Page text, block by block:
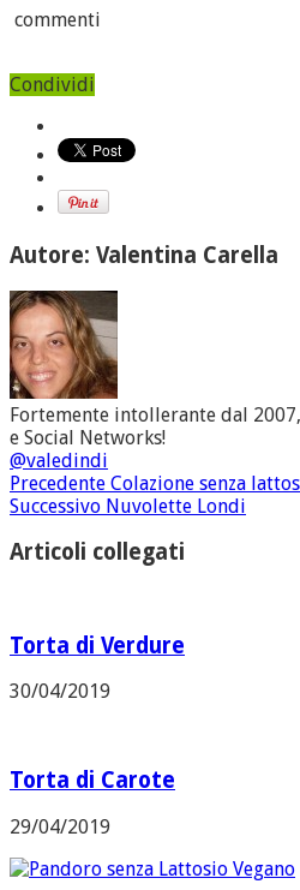
commenti
Condividi
Autore: Valentina Carella
Fortemente intollerante dal
e Social Networks!
@valedindi
Precedente Colazione senza
Successivo Nuvolette Londi
Articoli collegati
Torta di Verdure
30/04/2019
Torta di Carote
29/04/2019